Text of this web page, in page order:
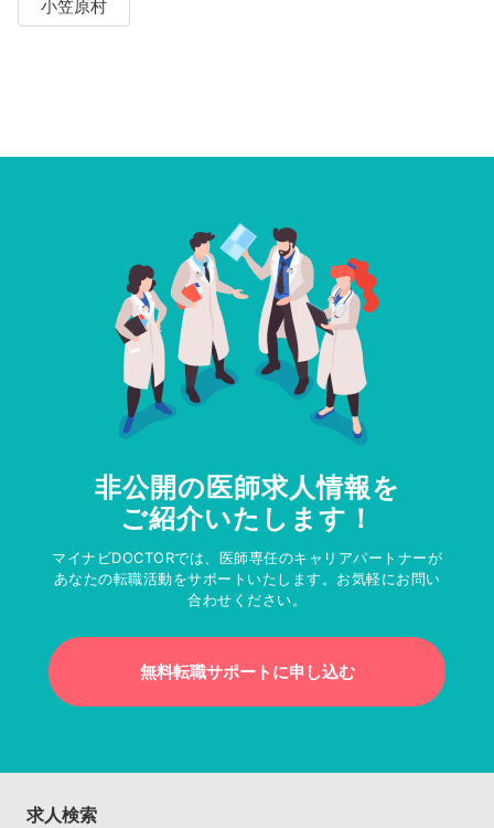
小笠原村
非公開の医師求人情報を
ご紹介いたします！
マイナビDOCTORでは、医師専任のキャリアパートナーが
あなたの転職活動をサポートいたします。お気軽にお問い
合わせください。
無料転職サポートに申し込む
求人検索